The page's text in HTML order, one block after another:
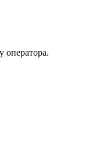
оператора.